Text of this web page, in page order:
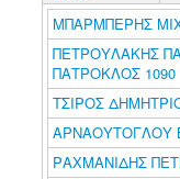
ΜΠΑΡΜΠΕΡΗΣ
ΠΕΤΡΟΥΛΑΚΗΣ
ΠΑΤΡΟΚΛΟΣ 1090
ΤΣΙΡΟΣ
ΑΡΝΑΟΥΤΟΓΛΟΥ
ΡΑΧΜΑΝΙΔΗΣ